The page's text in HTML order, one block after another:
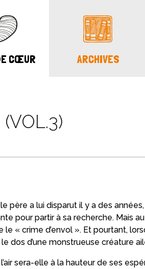
CŒUR ARCHIVES
père a lui disparut il y a des
pour partir à sa recherche. Mais
le « crime d’envol ». Et pourtant,
dos d’une monstrueuse créature
sera-elle à la hauteur de ses